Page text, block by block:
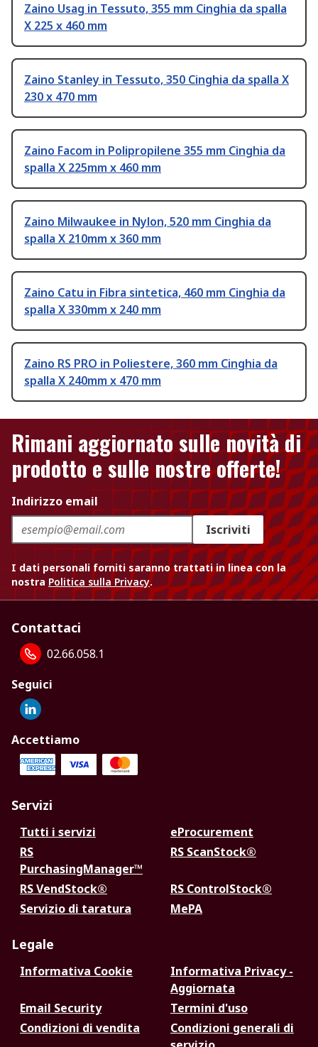
Zaino Usag in Tessuto, 355 mm Cinghia da spalla
X 225 x 460 mm
Zaino Stanley in Tessuto, 350 Cinghia da spalla X
230 x 470 mm
Zaino Facom in Polipropilene 355 mm Cinghia da
spalla X 225mm x 460 mm
Zaino Milwaukee in Nylon, 520 mm Cinghia da
spalla X 210mm x 360 mm
Zaino Catu in Fibra sintetica, 460 mm Cinghia da
spalla X 330mm x 240 mm
Zaino RS PRO in Poliestere, 360 mm Cinghia da
spalla X 240mm x 470 mm
Rimani aggiornato sulle novità di
prodotto e sulle nostre offerte!
Indirizzo email
Iscriviti
I dati personali forniti saranno trattati in linea con la
nostra Politica sulla Privacy.
Contattaci
02.66.058.1
Seguici
Accettiamo
Servizi
Tutti i servizi
eProcurement
RS
PurchasingManager™
RS ScanStock®
RS VendStock®
RS ControlStock®
Servizio di taratura
MePA
Legale
Informativa Cookie
Informativa Privacy -
Aggiornata
Email Security
Termini d'uso
Condizioni di vendita
Condizioni generali di